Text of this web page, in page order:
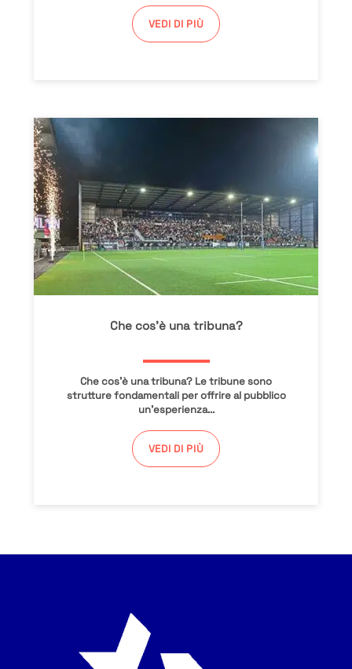
VEDI DI PIÙ
Che cos’è una tribuna?
Che cos’è una tribuna? Le tribune sono
strutture fondamentali per offrire al pubblico
un’esperienza...
VEDI DI PIÙ